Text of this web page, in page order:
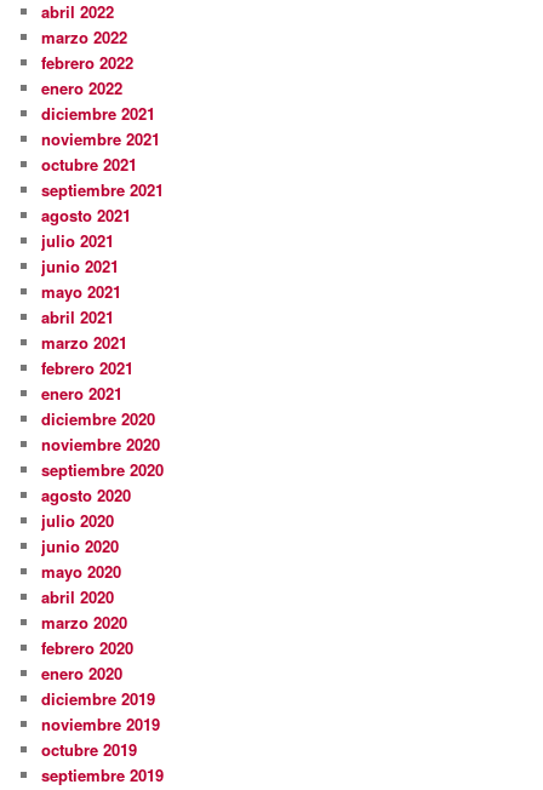
abril 2022
marzo 2022
febrero 2022
enero 2022
diciembre 2021
noviembre 2021
octubre 2021
septiembre 2021
agosto 2021
julio 2021
junio 2021
mayo 2021
abril 2021
marzo 2021
febrero 2021
enero 2021
diciembre 2020
noviembre 2020
septiembre 2020
agosto 2020
julio 2020
junio 2020
mayo 2020
abril 2020
marzo 2020
febrero 2020
enero 2020
diciembre 2019
noviembre 2019
octubre 2019
septiembre 2019